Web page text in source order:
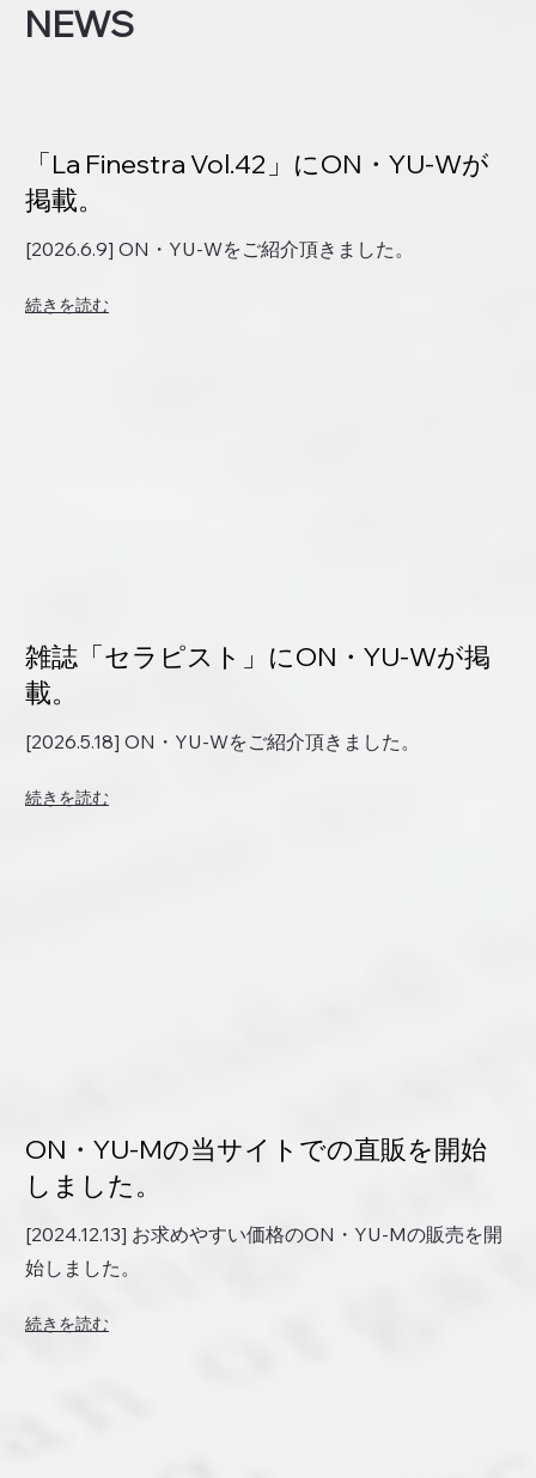
NEWS
「La Finestra Vol.42」にON・YU-Wが
掲載。
[2026.6.9] ON・YU-Wをご紹介頂きました。
続きを読む
雑誌「セラピスト」にON・YU-Wが掲
載。
[2026.5.18] ON・YU-Wをご紹介頂きました。
続きを読む
ON・YU-Mの当サイトでの直販を開始
しました。
[2024.12.13] お求めやすい価格のON・YU-Mの販売を開
始しました。
続きを読む